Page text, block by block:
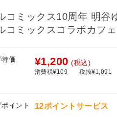
コミックス10周年 明
コミックスコラボカフ
特価 ¥1,200 (税込)
消費税¥109 税抜¥1,091
イント 12ポイントサービス